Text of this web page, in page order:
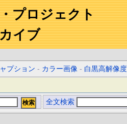
プロジェクト
イブ
プション - カラー画像 - 白黒高解像
全文検索